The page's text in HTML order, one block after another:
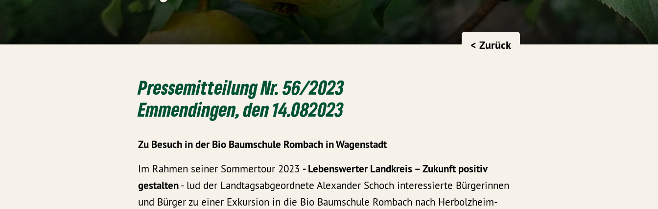
< Zurück
Pressemitteilung Nr. 56/2023
Emmendingen, den 14.082023
Zu Besuch in der Bio Baumschule Rombach in Wagenstadt
Im Rahmen seiner Sommertour 2023 - Lebenswerter Landkreis – Zukunft positiv
gestalten- lud der Landtagsabgeordnete Alexander Schoch interessierte Bürgerinnen
und Bürger zu einer Exkursion in die Bio Baumschule Rombach nach Herbolzheim-